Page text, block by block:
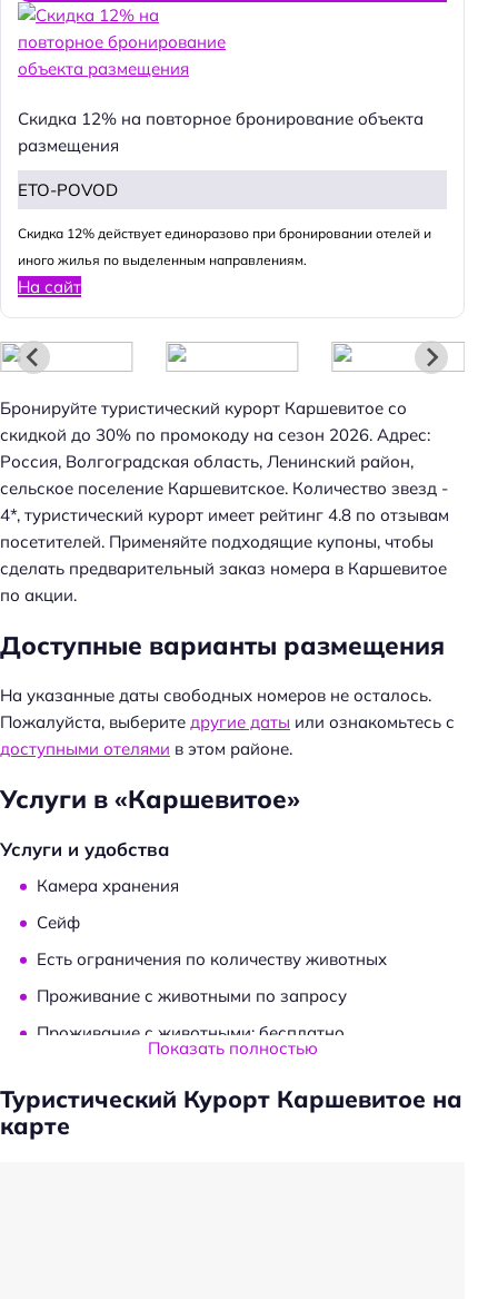
Скидка 12% на повторное бронирование объекта
размещения
ETO-POVOD
Cкидка 12% действует единоразово при бронировании отелей и
иного жилья по выделенным направлениям.
На сайт
Бронируйте туристический курорт Каршевитое со
скидкой до 30% по промокоду на сезон 2026. Адрес:
Россия, Волгоградская область, Ленинский район,
сельское поселение Каршевитское. Количество звезд -
4*, туристический курорт имеет рейтинг 4.8 по отзывам
посетителей. Применяйте подходящие купоны, чтобы
сделать предварительный заказ номера в Каршевитое
по акции.
Доступные варианты размещения
На указанные даты свободных номеров не осталось.
Пожалуйста, выберите другие даты или ознакомьтесь с
доступными отелями в этом районе.
Услуги в «Каршевитое»
Услуги и удобства
Камера хранения
Сейф
Есть ограничения по количеству животных
Проживание с животными по запросу
Проживание с животными: бесплатно
Трансфер
Общая кухня
Показать полностью
Туристический Курорт Каршевитое на
карте
Н
а
т
: